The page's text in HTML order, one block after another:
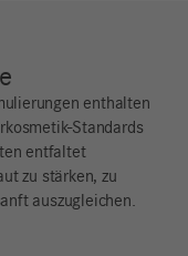
enthalten
Standards
entfaltet
zu stärken, zu
auszugleichen.